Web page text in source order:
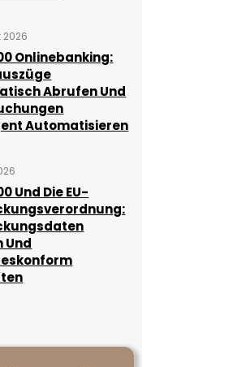
2026
Onlinebanking:
Abrufen Und
Automatisieren
Und Die EU-
Und